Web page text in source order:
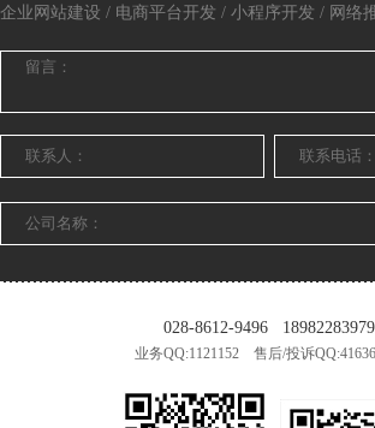
企业网站建设 / 电商平台开发 / 小程序开发 / 网络
028-8612-9496 18982283979
业务QQ:1121152 售后/投诉